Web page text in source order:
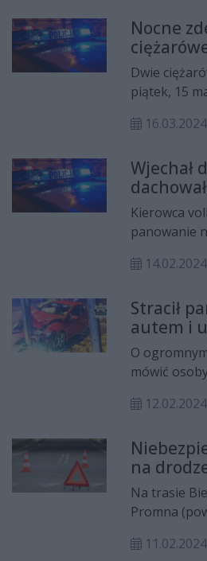
pojazdów.
Nocne
szpitala
Dwie
piątek, 15
powiecie
Wjechał
miał
Kierowca
panowanie
Okazało
na dodatek
jazdy.
Stracił
autem i
O
mówić
gminie
na
Na trasie
Promna
zdarzenia